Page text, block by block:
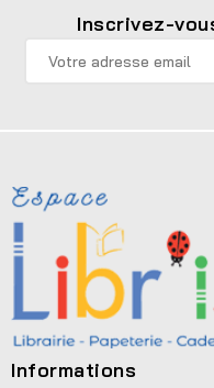
Inscrivez-
Informations